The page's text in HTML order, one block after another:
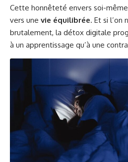
Cette honnêteté envers soi-
vers une vie équilibrée. Et si l’on
brutalement, la détox digitale
à un apprentissage qu’à une